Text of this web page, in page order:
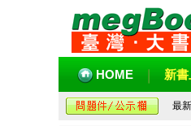
HOME 新
最